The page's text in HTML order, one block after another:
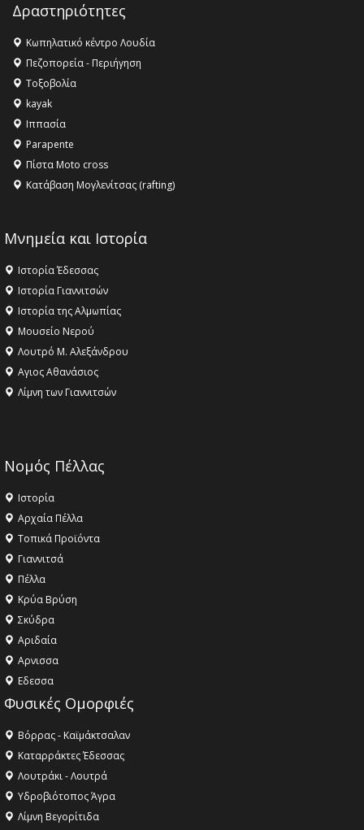
16:27 - Όλυμπος: Εντάχθηκε στον Κατάλογο Παγκόσμιας
Κληρονομιάς της UNESCO – Ομόφωνη η απόφαση Ο
Όλυμπος αναγνωρίστηκε ως φυσικό και πολιτιστικό
αγαθό εξέχουσας οικουμενικής αξίας για την
ανθρωπότητα
16:18 -
ΣΤΗΝ ΕΔΕΣΣΑ
Δραστηριότητες
Κωπηλατικό κέντρο Λουδία
Πεζοπορεία - Περιήγηση
Τοξοβολία
kayak
Ιππασία
Parapente
Πίστα Moto cross
Κατάβαση Μογλενίτσας (rafting)
Μνημεία και Ιστορία
Ιστορία Έδεσσας
Ιστορία Γιαννιτσών
Ιστορία της Αλμωπίας
Μουσείο Νερού
Λουτρό Μ. Αλεξάνδρου
Αγιος Αθανάσιος
Λίμνη των Γιαννιτσών
Νομός Πέλλας
Ιστορία
Αρχαία Πέλλα
Τοπικά Προϊόντα
Γιαννιτσά
Πέλλα
Κρύα Βρύση
Σκύδρα
Αριδαία
Aρνισσα
Eδεσσα
Φυσικές Ομορφιές
Βόρρας - Καϊμάκτσαλαν
Καταρράκτες Έδεσσας
Λουτράκι - Λουτρά
Υδροβιότοπος Άγρα
Λίμνη Βεγορίτιδα